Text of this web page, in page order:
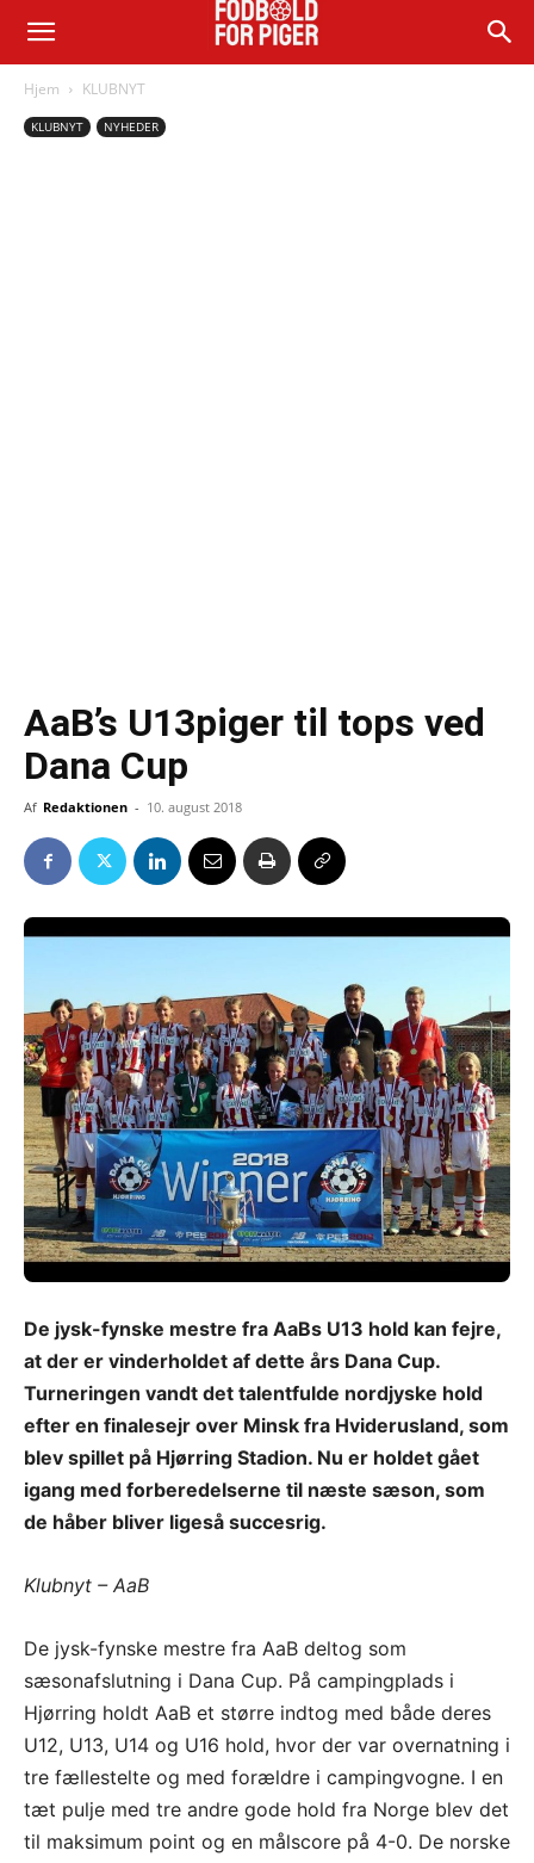
Hjem KLUBNYT
KLUBNYT NYHEDER
AaB’s U13piger til tops ved
Dana Cup
Af Redaktionen - 10. august 2018
De jysk-fynske mestre fra AaBs U13 hold kan fejre,
at der er vinderholdet af dette års Dana Cup.
Turneringen vandt det talentfulde nordjyske hold
efter en finalesejr over Minsk fra Hviderusland, som
blev spillet på Hjørring Stadion. Nu er holdet gået
igang med forberedelserne til næste sæson, som
de håber bliver ligeså succesrig.
Klubnyt – AaB
De jysk-fynske mestre fra AaB deltog som
sæsonafslutning i Dana Cup. På campingplads i
Hjørring holdt AaB et større indtog med både deres
U12, U13, U14 og U16 hold, hvor der var overnatning i
tre fællestelte og med forældre i campingvogne. I en
tæt pulje med tre andre gode hold fra Norge blev det
til maksimum point og en målscore på 4-0. De norske